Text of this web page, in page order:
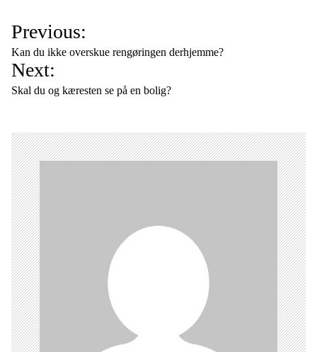
I
n
d
l
s
n
a
v
i
g
a
t
i
o
n
Previous:
Kan du ikke overskue rengøringen derhjemme?
Next:
Skal du og kæresten se på en bolig?